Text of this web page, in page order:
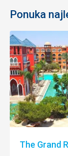
Ponuka
The Grand